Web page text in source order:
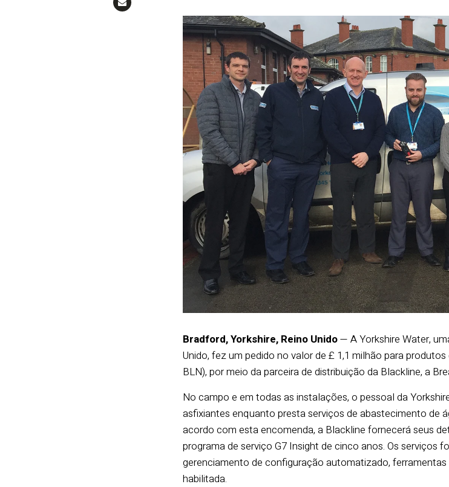
Bradford, Yorkshire, Reino Unido— A Yorkshire Water,
Unido, fez um pedido no valor de £ 1,1 milhão para
BLN), por meio da parceira de distribuição da Blackline, a
No campo e em todas as instalações, o pessoal da
asfixiantes enquanto presta serviços de abastecimento de
acordo com esta encomenda, a Blackline fornecerá seus
programa de serviço G7 Insight de cinco anos. Os
gerenciamento de configuração automatizado,
habilitada.